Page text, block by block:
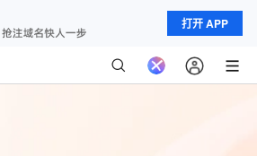
打开 APP